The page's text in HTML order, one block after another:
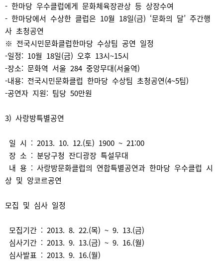
- 한마당 우수클럽에게 문화체육장관상 등 상장수여
- 한마당에서 수상한 클럽은 10월 18일(금) ‘문화의 달’ 주간행
사 초청공연
※ 전국시민문화클럽한마당 수상팀 공연 일정
-일정: 10월 18일(금) 오후 13시~15시
-장소: 문화역 서울 284 중앙무대(서울역)
-내용: 전국시민문화클럽 한마당 수상팀 초청공연(4~5팀)
-공연자 지원: 팀당 50만원
3) 사랑방특별공연
일 시 : 2013. 10. 12.(토) 1900 ~ 21:00
장 소 : 분당구청 잔디광장 특설무대
내 용 : 사랑방문화클럽의 연합특별공연과 한마당 우수클럽 시
상 및 앙코르공연
모집 및 심사 일정
모집기간 : 2013. 8. 22.(목) ~ 9. 13.(금)
심사기간 : 2013. 9. 13.(금) ~ 9. 16.(월)
심사발표 : 2013. 9. 16.(월)